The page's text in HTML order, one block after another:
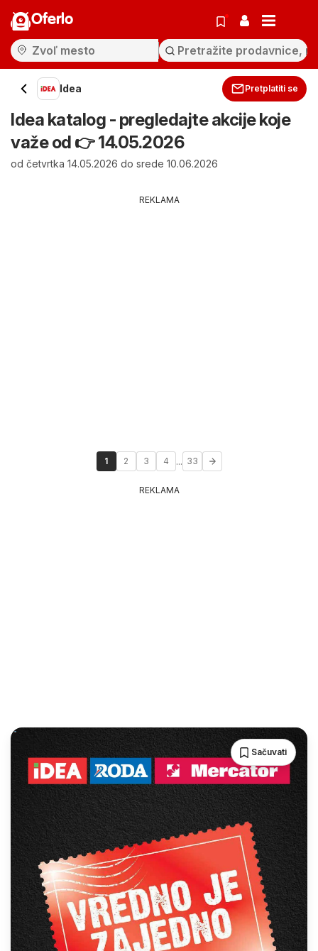
Oferlo
Idea Pretplatiti se
Idea katalog - pregledajte akcije koje
važe od 👉 14.05.2026
od četvrtka 14.05.2026 do srede 10.06.2026
REKLAMA
1 2 3 4 ... 33
REKLAMA
Sačuvati